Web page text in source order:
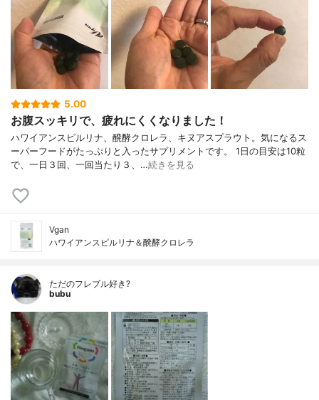
5.00
お腹スッキリで、疲れにくくなりました！
ハワイアンスピルリナ、醗酵クロレラ、キヌアスプラウト。気になるス
ーパーフードがたっぷりと入ったサプリメントです。 1日の目安は10粒
で、一日３回、一回当たり３、…続きを見る
Vgan
ハワイアンスピルリナ＆醗酵クロレラ
ただのフレブル好き?
bubu